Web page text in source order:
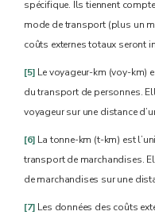
spécifique. Ils tiennent
mode de transport (plus un
coûts externes totaux seront
[5] Le voyageur-km (voy-km)
du transport de personnes.
voyageur sur une distance
[6] La tonne-km (t-km) est
transport de marchandises.
de marchandises sur une
[7] Les données des coûts